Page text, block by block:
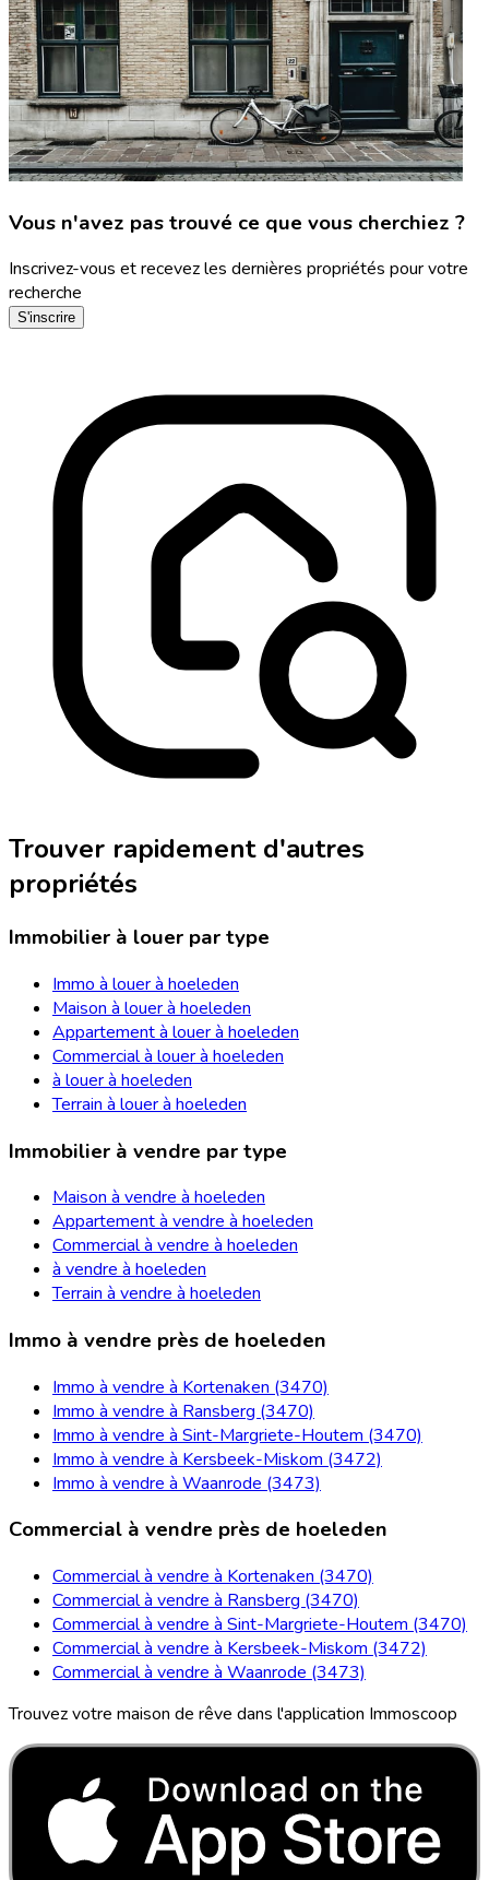
Vous n'avez pas trouvé ce que vous cherchiez ?
Inscrivez-vous et recevez les dernières propriétés pour votre
recherche
S'inscrire
Trouver rapidement d'autres
propriétés
Immobilier à louer par type
Immo à louer à hoeleden
Maison à louer à hoeleden
Appartement à louer à hoeleden
Commercial à louer à hoeleden
à louer à hoeleden
Terrain à louer à hoeleden
Immobilier à vendre par type
Maison à vendre à hoeleden
Appartement à vendre à hoeleden
Commercial à vendre à hoeleden
à vendre à hoeleden
Terrain à vendre à hoeleden
Immo à vendre près de hoeleden
Immo à vendre à Kortenaken (3470)
Immo à vendre à Ransberg (3470)
Immo à vendre à Sint-Margriete-Houtem (3470)
Immo à vendre à Kersbeek-Miskom (3472)
Immo à vendre à Waanrode (3473)
Commercial à vendre près de hoeleden
Commercial à vendre à Kortenaken (3470)
Commercial à vendre à Ransberg (3470)
Commercial à vendre à Sint-Margriete-Houtem (3470)
Commercial à vendre à Kersbeek-Miskom (3472)
Commercial à vendre à Waanrode (3473)
Trouvez votre maison de rêve dans l'application Immoscoop